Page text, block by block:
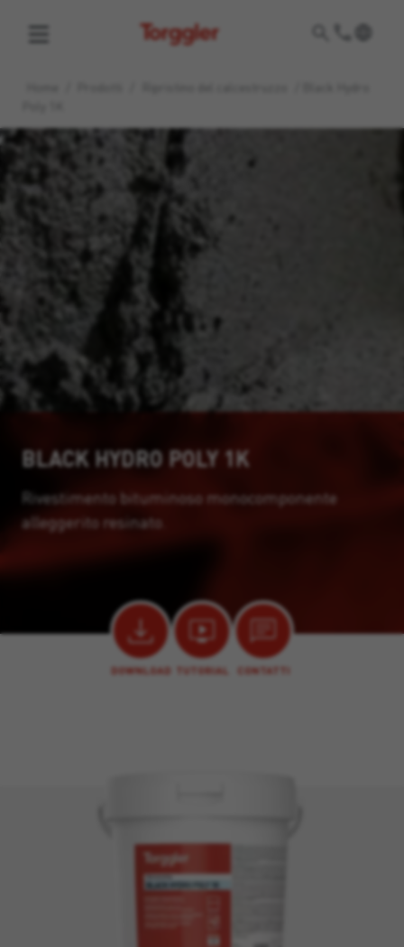
Torggler
BLACK HYDRO POLY 1K
Rivestimento bituminoso monocomponente
alleggerito resinato.
DOWNLOAD TUTORIAL CONTATTI